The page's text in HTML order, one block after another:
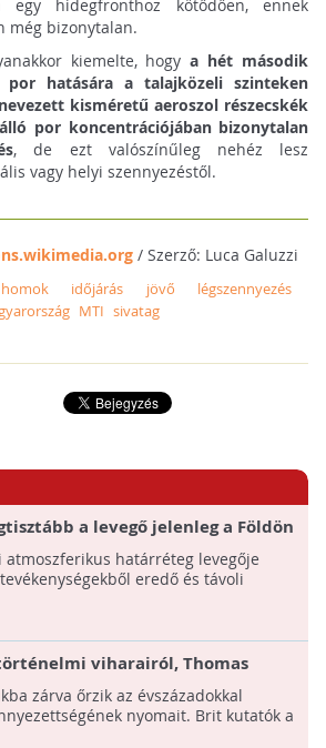
egy hidegfronthoz kötődően, ennek
még bizonytalan.
kiemelte, hogya hét második
por hatására a talajközeli szinteken
kisméretű aeroszol részecskék
por koncentrációjában bizonytalan
, de ezt valószínűleg nehéz lesz
vagy helyi szennyezéstől.
/ Szerző: Luca Galuzzi
homok időjárás jövő
légszennyezés
MTI sivatag
a levegő jelenleg a Földön
atmoszferikus határréteg levegője
eredő és távoli
viharairól, Thomas
mesélnek a svájci gleccserekbe
zárva őrzik az évszázadokkal
nyomait. Brit kutatók a